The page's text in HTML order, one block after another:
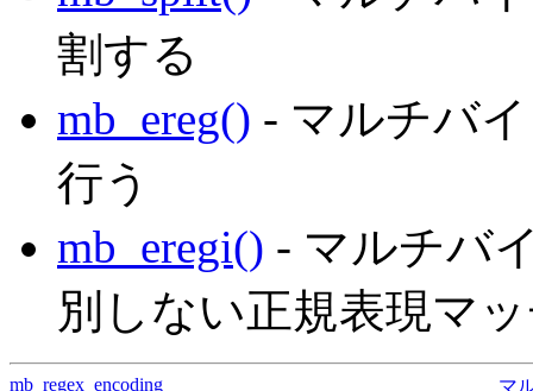
割する
mb_ereg() - マルチバ
行う
mb_eregi() - マルチバ
別しない正規表現マ
mb_regex_encoding マ